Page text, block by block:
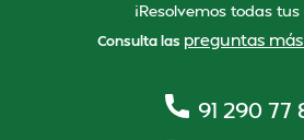
¡Resolvemos todas
Consulta las preguntas
91 290 77